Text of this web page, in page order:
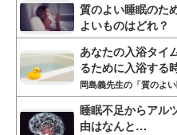
質のよい睡眠のた
よいものはどれ？
あなたの入浴タイ
るために入浴する
岡島義先生の「質のよ
睡眠不足からアル
由はなんと…